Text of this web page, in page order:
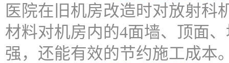
医院在旧机房改造时对放射科
材料对机房内的4面墙、顶面
强，还能有效的节约施工成本